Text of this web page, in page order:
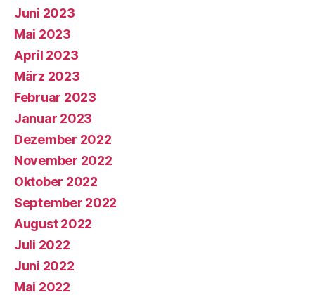
Juni 2023
Mai 2023
April 2023
März 2023
Februar 2023
Januar 2023
Dezember 2022
November 2022
Oktober 2022
September 2022
August 2022
Juli 2022
Juni 2022
Mai 2022